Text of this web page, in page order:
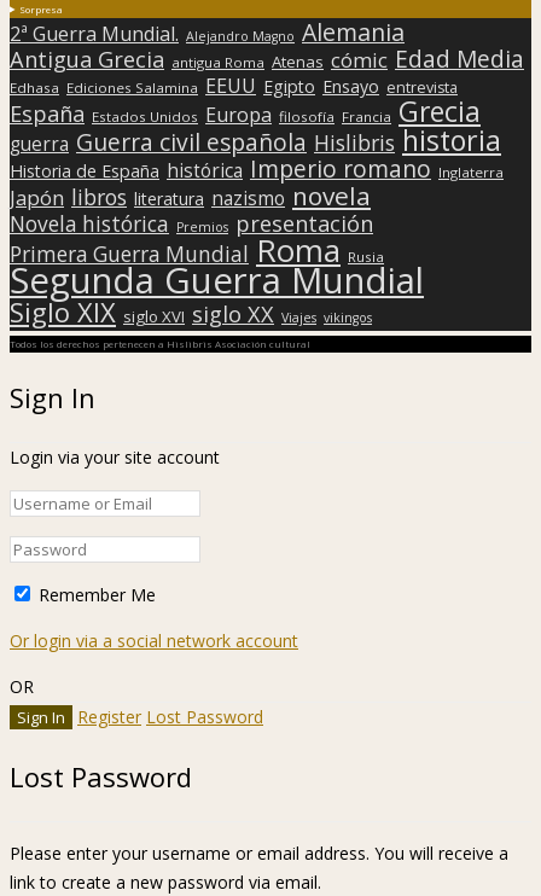
Sorpresa
2ª Guerra Mundial. Alejandro Magno Alemania
Antigua Grecia antigua Roma Atenas cómic Edad Media
Edhasa Ediciones Salamina EEUU Egipto Ensayo entrevista
España Estados Unidos Europa filosofía Francia Grecia
guerra Guerra civil española Hislibris historia
Historia de España histórica Imperio romano Inglaterra
Japón libros literatura nazismo novela
Novela histórica Premios presentación
Primera Guerra Mundial Roma Rusia
Segunda Guerra Mundial
Siglo XIX siglo XVI siglo XX Viajes vikingos
Todos los derechos pertenecen a Hislibris Asociación cultural
Sign In
Login via your site account
Remember Me
Or login via a social network account
OR
Register Lost Password
Lost Password
Please enter your username or email address. You will receive a
link to create a new password via email.